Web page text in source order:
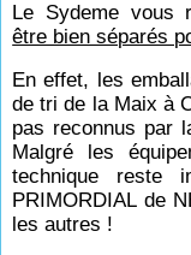
Le Sydeme vous
être bien séparés
En effet, les
de tri de la Maix à
pas reconnus par
Malgré les
technique reste
PRIMORDIAL de
les autres !